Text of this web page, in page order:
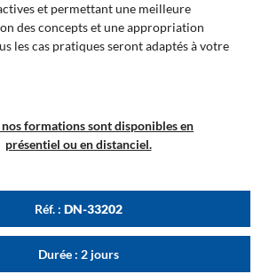
et permettant une meilleure
des concepts et une appropriation
les cas pratiques seront adaptés à votre
nos formations sont disponibles en
présentiel ou en distanciel.
Réf. : DN-33202
Durée : 2 jours